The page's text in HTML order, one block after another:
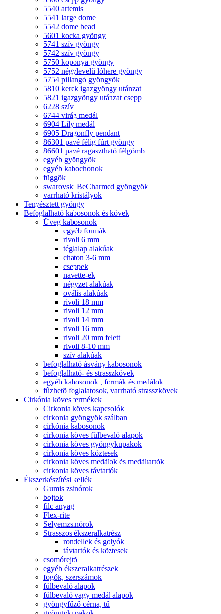
5540 artemis
5541 large dome
5542 dome bead
5601 kocka gyöngy
5741 szív gyöngy
5742 szív gyöngy
5750 koponya gyöngy
5752 négylevelű lóhere gyöngy
5754 pillangó gyöngyök
5810 kerek igazgyöngy utánzat
5821 igazgyöngy utánzat csepp
6228 szív
6744 virág medál
6904 Lily medál
6905 Dragonfly pendant
86301 pavé félig fúrt gyöngy
86601 pavé ragasztható félgömb
egyéb gyöngyök
egyéb kabochonok
függõk
swarovski BeCharmed gyöngyök
varrható kristályok
Tenyésztett gyöngy
Befoglalható kabosonok és kövek
Üveg kabosonok
egyéb formák
rivoli 6 mm
téglalap alakúak
chaton 3-6 mm
cseppek
navette-ek
négyzet alakúak
ovális alakúak
rivoli 18 mm
rivoli 12 mm
rivoli 14 mm
rivoli 16 mm
rivoli 20 mm felett
rivoli 8-10 mm
szív alakúak
befoglalható ásvány kabosonok
befoglalható- és strasszkövek
egyéb kabosonok , formák és medálok
fûzhetõ foglalatosok, varrható strasszkövek
Cirkónia köves termékek
Cirkonia köves kapcsolók
cirkonia gyöngyök szálban
cirkónia kabosonok
cirkonia köves fülbevaló alapok
cirkonia köves gyöngykupakok
cirkonia köves köztesek
cirkonia köves medálok és medáltartók
cirkonia köves távtartók
Ékszerkészítési kellék
Gumis zsinórok
bojtok
filc anyag
Flex-rite
Selyemzsinórok
Strasszos ékszeralkatrész
rondellek és golyók
távtartók és köztesek
csomórejtõ
egyéb ékszeralkatrészek
fogók, szerszámok
fülbevaló alapok
fülbevaló vagy medál alapok
gyöngyfűző cérna, tű